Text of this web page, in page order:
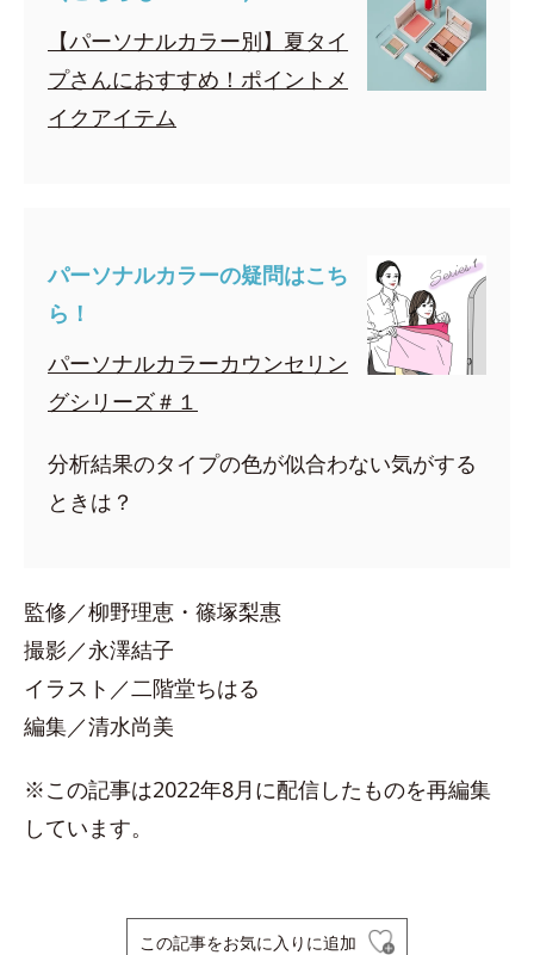
【パーソナルカラー別】夏タイ
プさんにおすすめ！ポイントメ
イクアイテム
パーソナルカラーの疑問はこち
ら！
パーソナルカラーカウンセリン
グシリーズ＃１
分析結果のタイプの色が似合わない気がする
ときは？
監修／柳野理恵・篠塚梨惠
撮影／永澤結子
イラスト／二階堂ちはる
編集／清水尚美
※この記事は2022年8月に配信したものを再編集
しています。
この記事をお気に入りに追加